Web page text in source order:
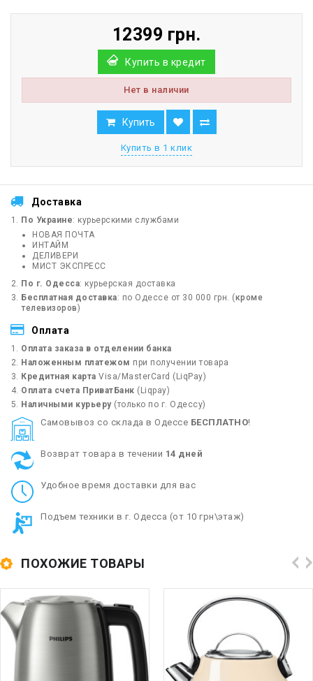
12399 грн.
Купить в кредит
Нет в наличии
Купить
Купить в 1 клик
Доставка
По Украине: курьерскими службами
НОВАЯ ПОЧТА
ИНТАЙМ
ДЕЛИВЕРИ
МИСТ ЭКСПРЕСС
По г. Одесса: курьерская доставка
Бесплатная доставка: по Одессе от 30 000 грн. (кроме
телевизоров)
Оплата
Оплата заказа в отделении банка
Наложенным платежом при получении товара
Кредитная карта Visa/MasterCard (LiqPay)
Оплата счета ПриватБанк (Liqpay)
Наличными курьеру(только по г. Одессу)
Cамовывоз со склада в Одессе БЕСПЛАТНО!
Возврат товара в течении 14 дней
Удобное время доставки для вас
Подъем техники в г. Одесса (от 10 грн\этаж)
ПОХОЖИЕ ТОВАРЫ